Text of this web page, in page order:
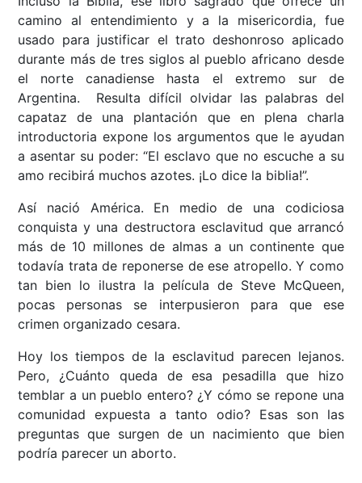
camino al entendimiento y a la misericordia, fue
usado para justificar el trato deshonroso aplicado
durante más de tres siglos al pueblo africano desde
el norte canadiense hasta el extremo sur de
Argentina. Resulta difícil olvidar las palabras del
capataz de una plantación que en plena charla
introductoria expone los argumentos que le ayudan
a asentar su poder: “El esclavo que no escuche a su
amo recibirá muchos azotes. ¡Lo dice la biblia!”.
Así nació América. En medio de una codiciosa
conquista y una destructora esclavitud que arrancó
más de 10 millones de almas a un continente que
todavía trata de reponerse de ese atropello. Y como
tan bien lo ilustra la película de Steve McQueen,
pocas personas se interpusieron para que ese
crimen organizado cesara.
Hoy los tiempos de la esclavitud parecen lejanos.
Pero, ¿Cuánto queda de esa pesadilla que hizo
temblar a un pueblo entero? ¿Y cómo se repone una
comunidad expuesta a tanto odio? Esas son las
preguntas que surgen de un nacimiento que bien
podría parecer un aborto.